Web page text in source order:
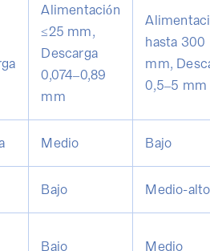
Alimentación
≤25 mm,
Descarga
0,074–0,89
mm
hasta 300
mm,
0,5–5 mm
Medio Bajo
Bajo Medio-alto
Bajo Medio